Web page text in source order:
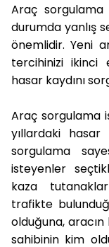
Araç sorgulama
durumda yanlış
önemlidir. Yeni
tercihinizi ikinci
hasar kaydını
Araç sorgulama
yıllardaki hasar
sorgulama
isteyenler
kaza
trafikte
olduğuna,
sahibinin kim